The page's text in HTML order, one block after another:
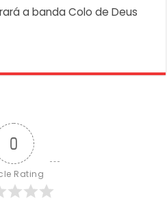
a banda Colo de Deus
0
Rating